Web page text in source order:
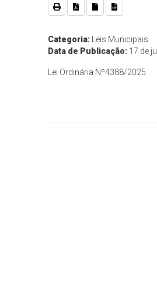
Categoria:
Leis Municipais
Data de Publicação: 17 de
Lei Ordinária Nº4388/2025